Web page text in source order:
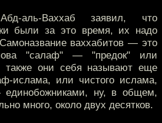
аль-Ваххаб заявил, что
были за это время, их надо
ваххабитов — это
"салаф" — "предок" или
также они себя называют еще
ислама, или чистого ислама,
ну, в общем,
много, около двух десятков.